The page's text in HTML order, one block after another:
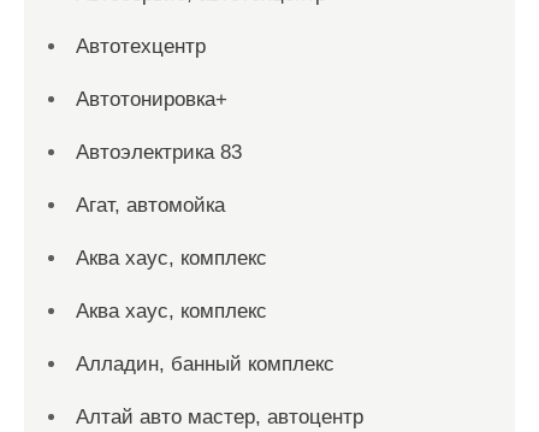
Автотехцентр
Автотонировка+
Автоэлектрика 83
Агат, автомойка
Аква хаус, комплекс
Аква хаус, комплекс
Алладин, банный комплекс
Алтай авто мастер, автоцентр